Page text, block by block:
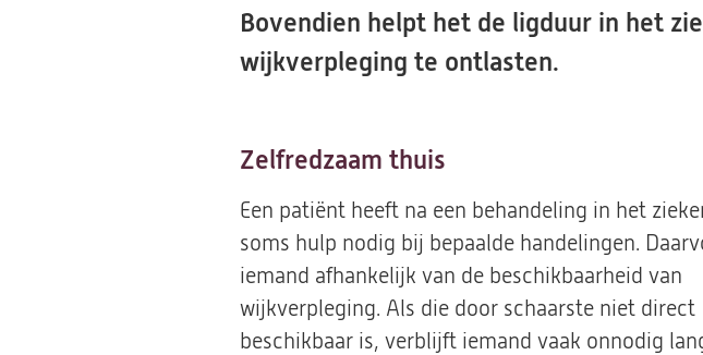
Bovendien helpt het de ligduur in het
wijkverpleging te ontlasten.
Zelfredzaam thuis
Een patiënt heeft na een behandeling in het
soms hulp nodig bij bepaalde handelingen.
iemand afhankelijk van de beschikbaarheid van
wijkverpleging. Als die door schaarste niet direct
beschikbaar is, verblijft iemand vaak onnodig